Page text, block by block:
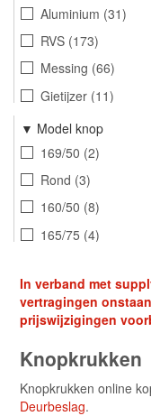
Modern 37
Landelijk
Warm en dynamisch
Zakelijk en Sportief
Warm en Dynamisch
Aluminium 31
RVS 173
Messing 66
Gietijzer 11
Roestvast staal
Ebben 1
Charme hout
Model knop
169/50 2
Rond 3
160/50 8
165/75 4
166 3
In verband met
vertragingen
prijswijzigingen
Knopkrukken
Knopkrukken online
Deurbeslag.